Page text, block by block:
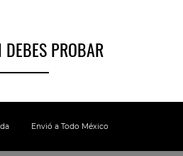
PROBAR
Envió a Todo México